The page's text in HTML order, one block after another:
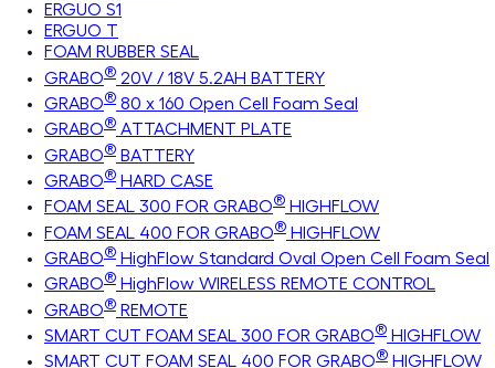
ERGUO S1
ERGUO T
FOAM RUBBER SEAL
GRABO® 20V / 18V 5.2AH BATTERY
GRABO® 80 x 160 Open Cell Foam Seal
GRABO® ATTACHMENT PLATE
GRABO® BATTERY
GRABO® HARD CASE
FOAM SEAL 300 FOR GRABO® HIGHFLOW
FOAM SEAL 400 FOR GRABO® HIGHFLOW
GRABO® HighFlow Standard Oval Open Cell Foam Seal
GRABO® HighFlow WIRELESS REMOTE CONTROL
GRABO® REMOTE
SMART CUT FOAM SEAL 300 FOR GRABO® HIGHFLOW
SMART CUT FOAM SEAL 400 FOR GRABO® HIGHFLOW